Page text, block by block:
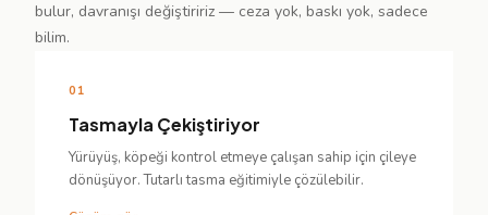
bulur, davranışı değiştiririz — ceza yok, baskı yok, sadece
bilim.
01
Tasmayla Çekiştiriyor
Yürüyüş, köpeği kontrol etmeye çalışan sahip için çileye
dönüşüyor. Tutarlı tasma eğitimiyle çözülebilir.